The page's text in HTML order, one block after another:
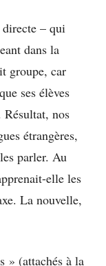
directe – qui
dans la
groupe, car
ses élèves
nos
étrangères,
parler. Au
elle les
La nouvelle,
» (attachés à la